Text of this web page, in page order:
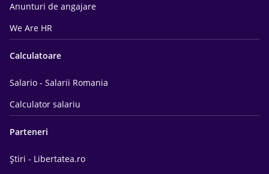
Anunturi de angajare
We Are HR
Calculatoare
Salario - Salarii Romania
Calculator salariu
Parteneri
Știri - Libertatea.ro